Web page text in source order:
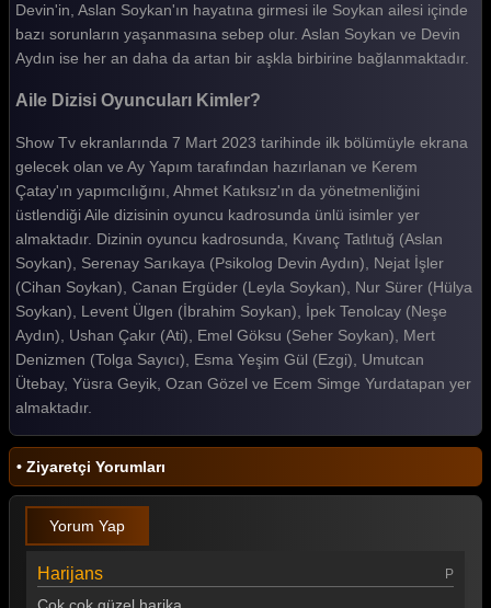
Devin'in, Aslan Soykan'ın hayatına girmesi ile Soykan ailesi içinde
bazı sorunların yaşanmasına sebep olur. Aslan Soykan ve Devin
Aydın ise her an daha da artan bir aşkla birbirine bağlanmaktadır.
Aile Dizisi Oyuncuları Kimler?
Show Tv ekranlarında 7 Mart 2023 tarihinde ilk bölümüyle ekrana
gelecek olan ve Ay Yapım tarafından hazırlanan ve Kerem
Çatay'ın yapımcılığını, Ahmet Katıksız'ın da yönetmenliğini
üstlendiği Aile dizisinin oyuncu kadrosunda ünlü isimler yer
almaktadır. Dizinin oyuncu kadrosunda, Kıvanç Tatlıtuğ (Aslan
Soykan), Serenay Sarıkaya (Psikolog Devin Aydın), Nejat İşler
(Cihan Soykan), Canan Ergüder (Leyla Soykan), Nur Sürer (Hülya
Soykan), Levent Ülgen (İbrahim Soykan), İpek Tenolcay (Neşe
Aydın), Ushan Çakır (Ati), Emel Göksu (Seher Soykan), Mert
Denizmen (Tolga Sayıcı), Esma Yeşim Gül (Ezgi), Umutcan
Ütebay, Yüsra Geyik, Ozan Gözel ve Ecem Simge Yurdatapan yer
almaktadır.
• Ziyaretçi Yorumları
Yorum Yap
Harijans P
Cok cok güzel harika